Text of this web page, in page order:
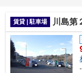
賃貸 | 駐車場 川島第